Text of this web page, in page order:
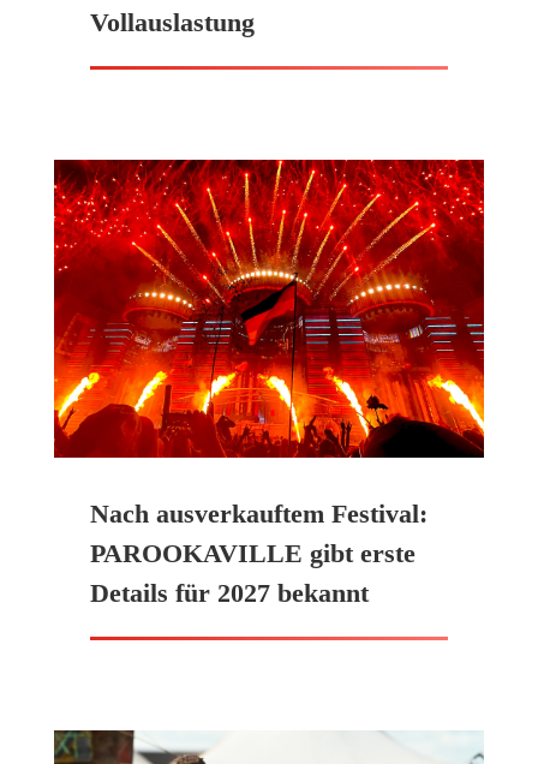
Vollauslastung
Nach ausverkauftem Festival:
PAROOKAVILLE gibt erste
Details für 2027 bekannt